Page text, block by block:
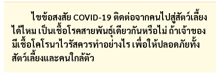
ไขข้อสงสัย COVID-19 ติดต่อจากคนไปสู่สัตว์เลี้ยง
ได้ไหม เป็นเชื้อโรคสายพันธุ์เดียวกันหรือไม่ ถ้าเจ้าของ
มีเชื้อโคโรนาไวรัสควรทำอย่างไร เพื่อให้ปลอดภัยทั้ง
สัตว์เลี้ยงและคนใกล้ตัว
บอล
สด
การ